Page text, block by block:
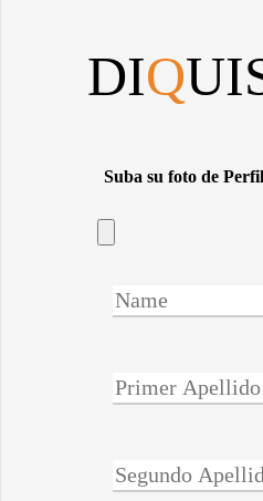
DIQ
Suba su foto de